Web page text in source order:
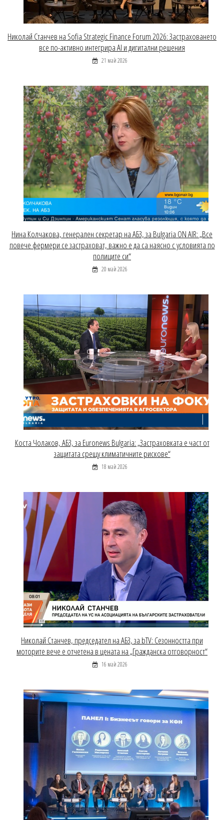
Николай Станчев на Sofia Strategic Finance Forum 2026: Застраховането
все по-активно интегрира AI и дигитални решения
21 май 2026
Нина Колчакова, генерален секретар на АБЗ, за Bulgaria ON AIR: „Все
повече фермери се застраховат, важно е да са наясно с условията по
полиците си“
20 май 2026
Коста Чолаков, АБЗ, за Euronews Bulgaria: „Застраховката е част от
защитата срещу климатичните рискове“
18 май 2026
Николай Станчев, председател на АБЗ, за bTV: Сезонността при
моторите вече е отчетена в цената на „Гражданска отговорност“
16 май 2026